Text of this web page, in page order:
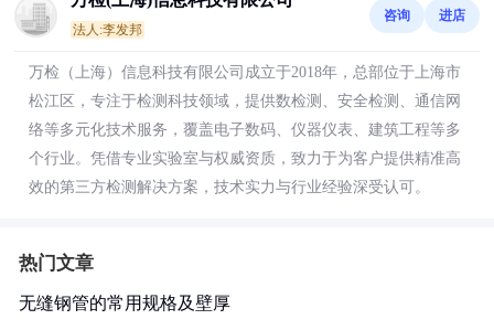
法人:李发邦
咨询 进店
万检（上海）信息科技有限公司成立于2018年，总部位于上海市
松江区，专注于检测科技领域，提供数检测、安全检测、通信网
络等多元化技术服务，覆盖电子数码、仪器仪表、建筑工程等多
个行业。凭借专业实验室与权威资质，致力于为客户提供精准高
效的第三方检测解决方案，技术实力与行业经验深受认可。
热门文章
无缝钢管的常用规格及壁厚